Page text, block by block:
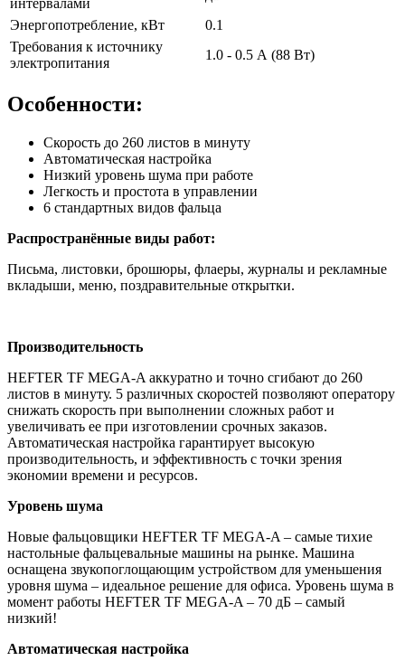
интервалами
Энергопотребление, кВт
0.1
Требования к источнику
электропитания
1.0 - 0.5 А (88 Вт)
Особенности:
Скорость до 260 листов в минуту
Автоматическая настройка
Низкий уровень шума при работе
Легкость и простота в управлении
6 стандартных видов фальца
Распространённые виды работ:
Письма, листовки, брошюры, флаеры, журналы и рекламные
вкладыши, меню, поздравительные открытки.
Производительность
HEFTER TF MEGA-A аккуратно и точно сгибают до 260
листов в минуту. 5 различных скоростей позволяют оператору
снижать скорость при выполнении сложных работ и
увеличивать ее при изготовлении срочных заказов.
Автоматическая настройка гарантирует высокую
производительность, и эффективность с точки зрения
экономии времени и ресурсов.
Уровень шума
Новые фальцовщики HEFTER TF MEGA-A – самые тихие
настольные фальцевальные машины на рынке. Машина
оснащена звукопоглощающим устройством для уменьшения
уровня шума – идеальное решение для офиса. Уровень шума в
момент работы HEFTER TF MEGA-A – 70 дБ – самый
низкий!
Автоматическая настройка